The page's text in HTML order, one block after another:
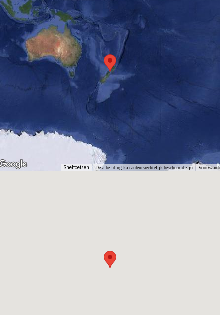
Sneltoetsen De afbeelding kan auteursrechtelijk beschermd zijn